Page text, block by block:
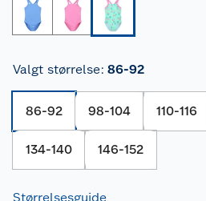
Valgt størrelse: 86-92
86-92 98-104 110-116
134-140 146-152
Størrelsesguide